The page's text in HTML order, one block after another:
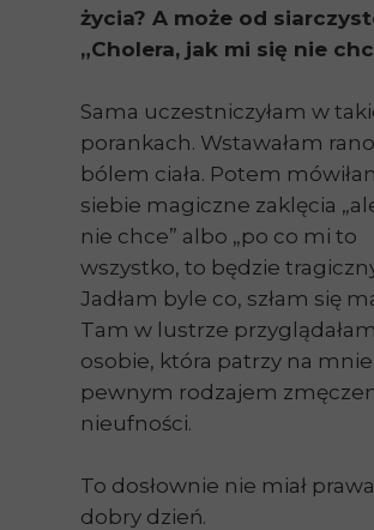
życia? A może od
„Cholera, jak mi się nie
Sama uczestniczyłam w
porankach. Wstawałam
bólem ciała. Potem
siebie magiczne zaklęcia
nie chce” albo „po co mi to
wszystko, to będzie
Jadłam byle co, szłam się
Tam w lustrze
osobie, która patrzy na mnie
pewnym rodzajem
nieufności.
To dosłownie nie miał
dobry dzień.